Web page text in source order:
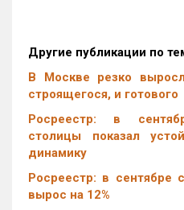
Другие публикации по
В Москве резко
строящегося, и готового
Росреестр: в
столицы показал
динамику
Росреестр: в сентябре
вырос на 12%